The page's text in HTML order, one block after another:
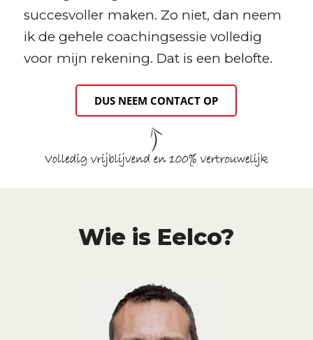
succesvoller maken. Zo niet, dan neem
ik de gehele coachingsessie volledig
voor mijn rekening. Dat is een belofte.
DUS NEEM CONTACT OP
Wie is Eelco?